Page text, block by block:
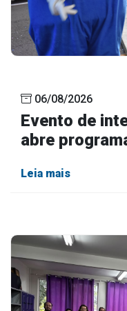
Outros
Página Inicial
06/08/2026
Evento de
abre
Leia mais